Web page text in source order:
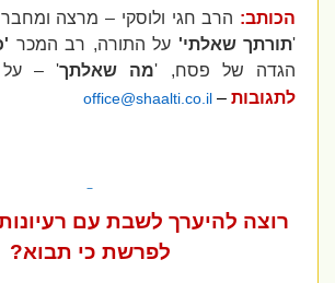
הכותב:הרב חגי ולוסקי – מרצה ומחבר
תורתך שאלתי'על התורה, רב המכר
הגדה של פסח, ' מה שאלתך' – על
לתגובות –
office@shaalti.co.il
רוצה להיערך לשבת עם רעיונות
לפרשתכי תבוא?